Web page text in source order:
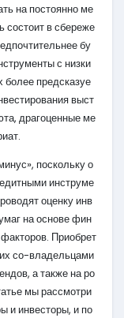
на постоянно ме
состоит в сбереже
бу
с низки
более предсказуе
выст
драгоценные ме
поскольку о
инструме
оценку инв
на основе фин
Приобрет
со-владельцами
а также на ро
мы рассмотри
и инвесторы, и по